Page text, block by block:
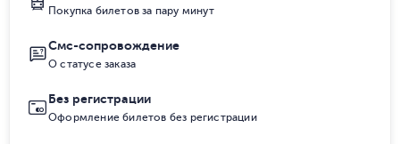
Покупка билетов за пару минут
Смс-сопровождение
О статусе заказа
Без регистрации
Оформление билетов без регистрации